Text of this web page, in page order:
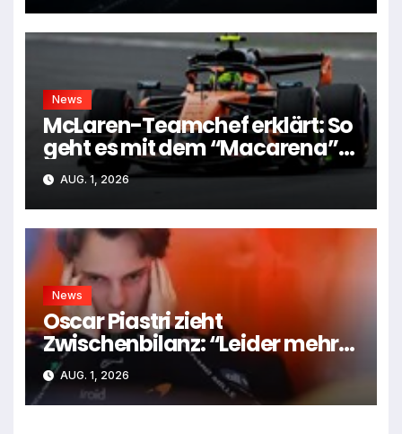
News
McLaren-Teamchef erklärt: So
geht es mit dem “Macarena”-
Flügel weiter
AUG. 1, 2026
News
Oscar Piastri zieht
Zwischenbilanz: “Leider mehr
Tiefen als Höhen”
AUG. 1, 2026